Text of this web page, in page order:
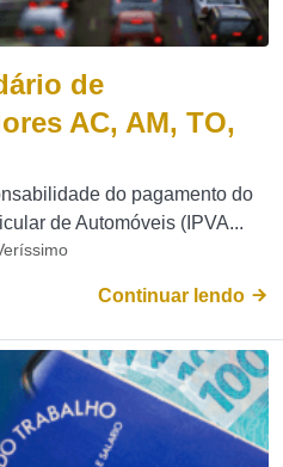
de
AC, AM, TO,
do pagamento do
de Automóveis (IPVA...
Continuar lendo